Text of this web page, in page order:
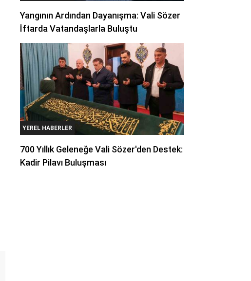
Yangının Ardından Dayanışma: Vali Sözer
İftarda Vatandaşlarla Buluştu
YEREL HABERLER
700 Yıllık Geleneğe Vali Sözer'den Destek:
Kadir Pilavı Buluşması